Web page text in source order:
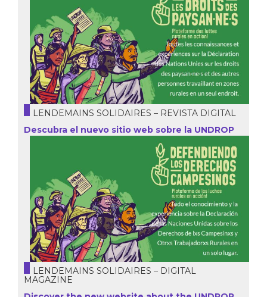
LENDEMAINS SOLIDAIRES – REVISTA DIGITAL
Descubra el nuevo sitio web sobre la UNDROP
LENDEMAINS SOLIDAIRES – DIGITAL
MAGAZINE